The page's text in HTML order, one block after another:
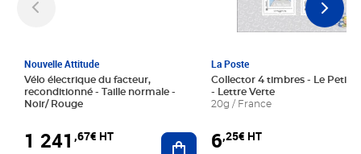
Nouvelle Attitude
Vélo électrique du facteur,
reconditionné - Taille normale -
Noir/ Rouge
1 241 ,67€ HT Ajouter au panier
La Poste
Collector 4 timbres - Le Petit
- Lettre Verte
20g / France
6,25€ HT